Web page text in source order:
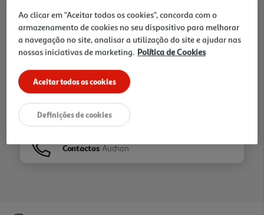
Ir para Homepage
Folhetos
Contactos Auchan
Ao clicar em "Aceitar todos os cookies", concorda com o
armazenamento de cookies no seu dispositivo para melhorar
a navegação no site, analisar a utilização do site e ajudar nas
nossas iniciativas de marketing. Política de Cookies
Aceitar todos os cookies
Definições de cookies